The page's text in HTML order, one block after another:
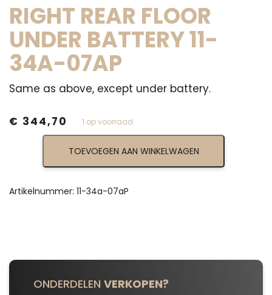
RIGHT REAR FLOOR
UNDER BATTERY 11-
34A-07AP
Same as above, except under battery.
1 op voorraad
€ 344,70
Battery
TOEVOEGEN AAN WINKELWAGEN
Artikelnummer: 11-34a-07aP
ONDERDELEN VERKOPEN?